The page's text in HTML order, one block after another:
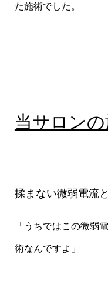
た施術でした。
当サロン
揉まない微弱電流
「うちではこの微弱
術なんですよ」